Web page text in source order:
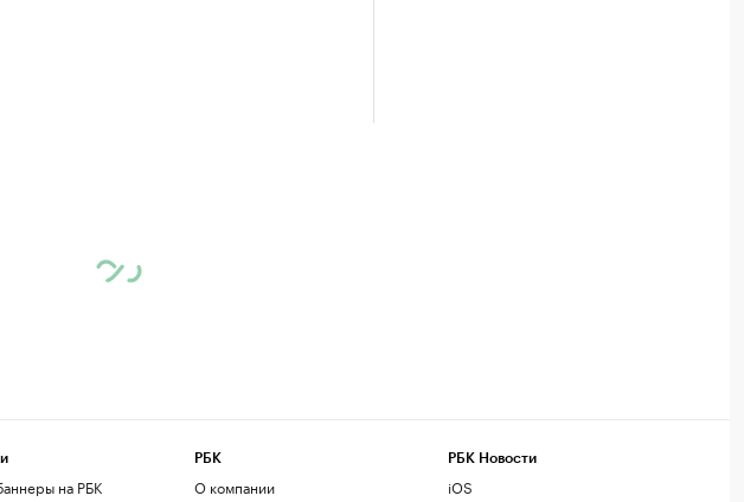
на РБК
РБК
О компании
РБК Новости
iOS